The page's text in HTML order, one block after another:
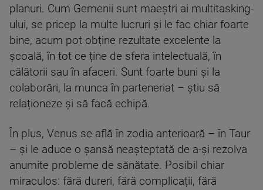
planuri. Cum Gemenii sunt maeștri ai multitasking-
ului, se pricep la multe lucruri și le fac chiar foarte
bine, acum pot obține rezultate excelente la
școală, în tot ce ține de sfera intelectuală, în
călătorii sau în afaceri. Sunt foarte buni și la
colaborări, la munca în parteneriat – știu să
relaționeze și să facă echipă.
În plus, Venus se află în zodia anterioară – în Taur
– și le aduce o șansă neașteptată de a-și rezolva
anumite probleme de sănătate. Posibil chiar
miraculos: fără dureri, fără complicații, fără